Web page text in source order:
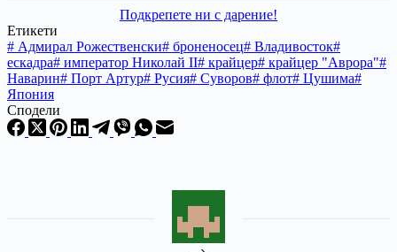
митът се превърна в
оръжие
Подкрепете ни с дарение!
Етикети
# Адмирал Рожественски# броненосец# Владивосток#
ескадра# император Николай II# крайцер# крайцер "Аврора"#
Наварин# Порт Артур# Русия# Суворов# флот# Цушима#
Япония
Сподели